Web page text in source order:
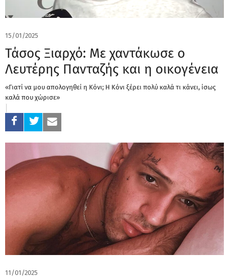
15/01/2025
Τάσος Ξιαρχό: Με χαντάκωσε ο
Λευτέρης Πανταζής και η οικογένεια
«Γιατί να μου απολογηθεί η Κόνι; Η Κόνι ξέρει πολύ καλά τι κάνει, ίσως
καλά που χώρισε»
11/01/2025